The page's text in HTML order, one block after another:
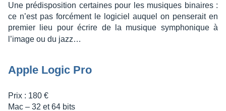
Une prédis­po­si­tion certaines pour les musiques binaires :
ce n’est pas forcé­ment le logi­ciel auquel on pense­rait en
premier lieu pour écrire de la musique sympho­nique à
l’image ou du jazz…
Apple Logic Pro
Prix : 180 €
Mac – 32 et 64 bits